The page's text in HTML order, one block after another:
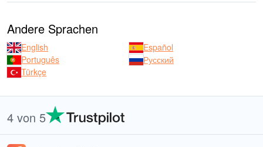
Andere Sprachen
English
Español
Português
Русский
Türkçe
4 von 5